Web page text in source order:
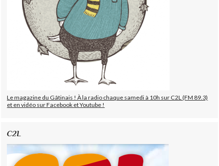
Le magazine du Gâtinais ! À la radio chaque samedi à 10h sur C2L (FM 89.3)
et en vidéo sur Facebook et Youtube !
C2L